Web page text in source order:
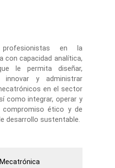
profesionistas en la
con capacidad analítica,
le permita diseñar,
innovar y administrar
en el sector
como integrar, operar y
compromiso ético y de
desarrollo sustentable.